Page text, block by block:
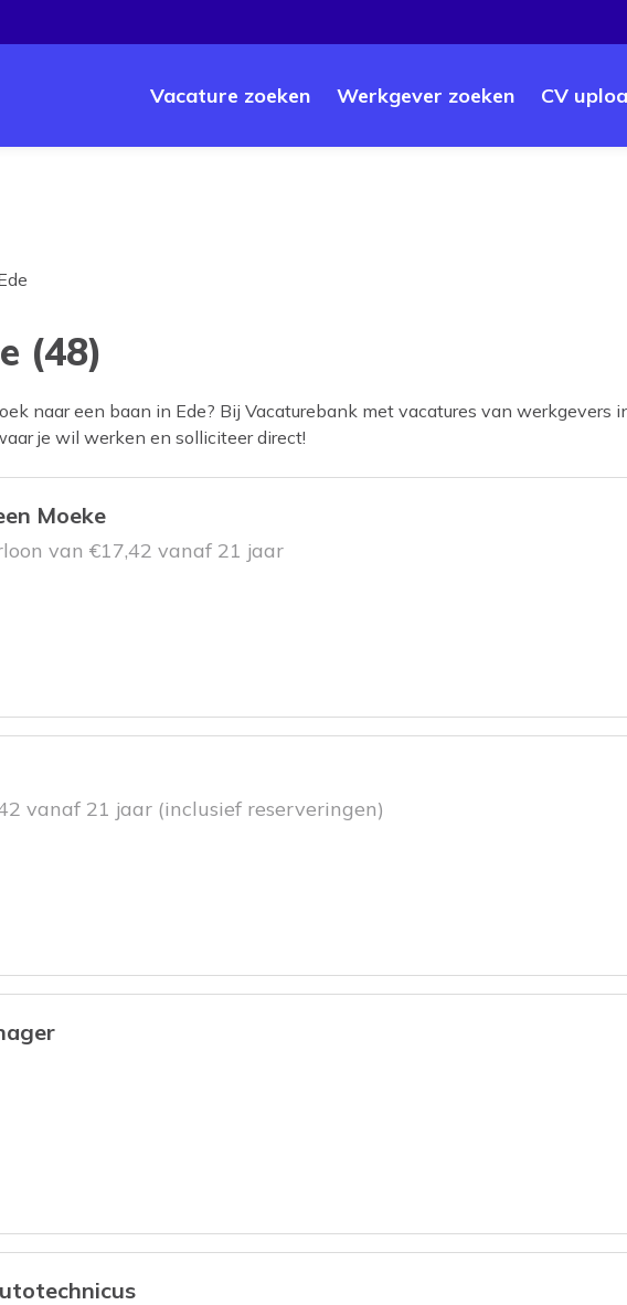
Vacature zoeken Werkgever zoeken CV
(48)
naar een baan in Ede? Bij Vacaturebank met vacatures van werkgevers
je wil werken en solliciteer direct!
Moeke
van €17,42 vanaf 21 jaar
vanaf 21 jaar (inclusief reserveringen)